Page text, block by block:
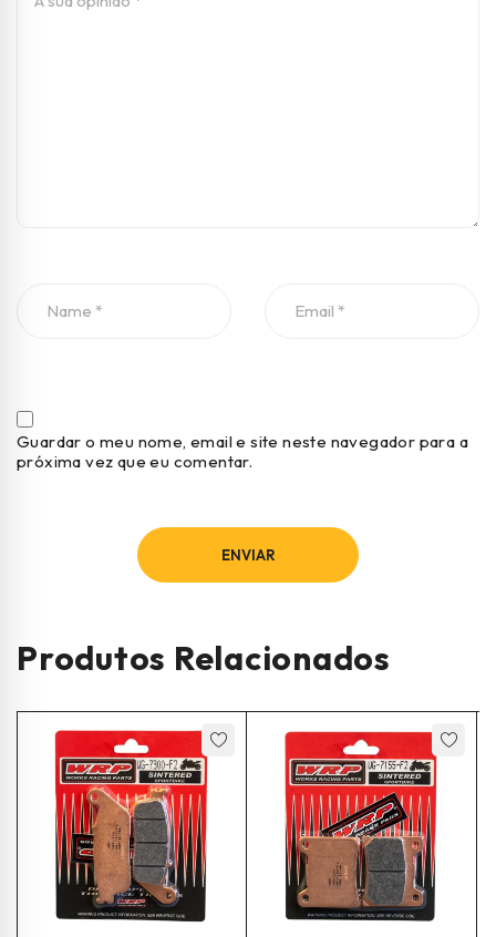
Guardar o meu nome, email e site neste navegador para a
próxima vez que eu comentar.
Produtos Relacionados